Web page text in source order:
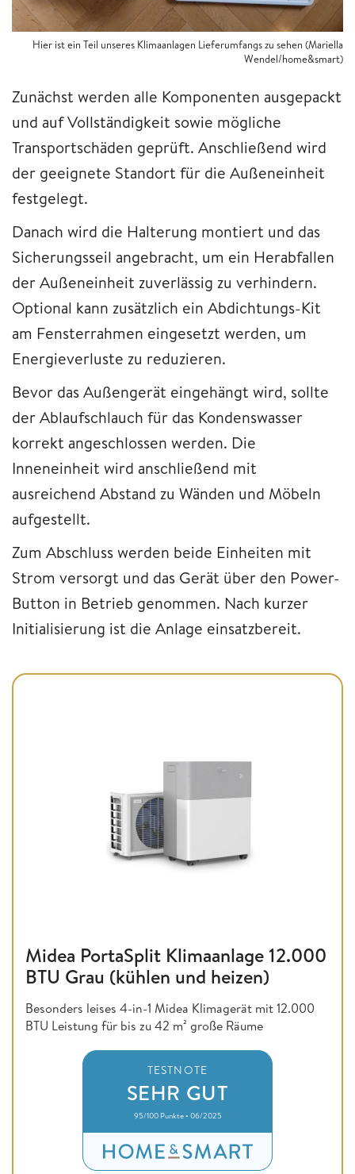
Hier ist ein Teil unseres Klimaanlagen Lieferumfangs zu sehen (Mariella
Wendel/home&smart)
Zunächst werden alle Komponenten ausgepackt
und auf Vollständigkeit sowie mögliche
Transportschäden geprüft. Anschließend wird
der geeignete Standort für die Außeneinheit
festgelegt.
Danach wird die Halterung montiert und das
Sicherungsseil angebracht, um ein Herabfallen
der Außeneinheit zuverlässig zu verhindern.
Optional kann zusätzlich ein Abdichtungs-Kit
am Fensterrahmen eingesetzt werden, um
Energieverluste zu reduzieren.
Bevor das Außengerät eingehängt wird, sollte
der Ablaufschlauch für das Kondenswasser
korrekt angeschlossen werden. Die
Inneneinheit wird anschließend mit
ausreichend Abstand zu Wänden und Möbeln
aufgestellt.
Zum Abschluss werden beide Einheiten mit
Strom versorgt und das Gerät über den Power-
Button in Betrieb genommen. Nach kurzer
Initialisierung ist die Anlage einsatzbereit.
Midea PortaSplit Klimaanlage 12.000
BTU Grau (kühlen und heizen)
Besonders leises 4-in-1 Midea Klimagerät mit 12.000
BTU Leistung für bis zu 42 m² große Räume
TESTNOTE
SEHR GUT
95/100 Punkte • 06/2025